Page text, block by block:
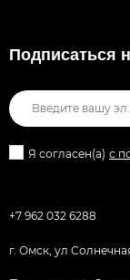
Подписаться
Я согласен(a) с
+7 962 032 6288
г. Омск, ул